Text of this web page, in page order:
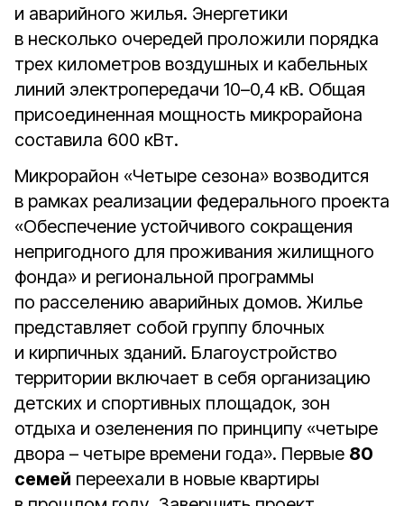
и аварийного жилья. Энергетики
в несколько очередей проложили порядка
трех километров воздушных и кабельных
линий электропередачи 10–0,4 кВ. Общая
присоединенная мощность микрорайона
составила 600 кВт.
Микрорайон «Четыре сезона» возводится
в рамках реализации федерального проекта
«Обеспечение устойчивого сокращения
непригодного для проживания жилищного
фонда» и региональной программы
по расселению аварийных домов. Жилье
представляет собой группу блочных
и кирпичных зданий. Благоустройство
территории включает в себя организацию
детских и спортивных площадок, зон
отдыха и озеленения по принципу «четыре
двора – четыре времени года». Первые 80
семей переехали в новые квартиры